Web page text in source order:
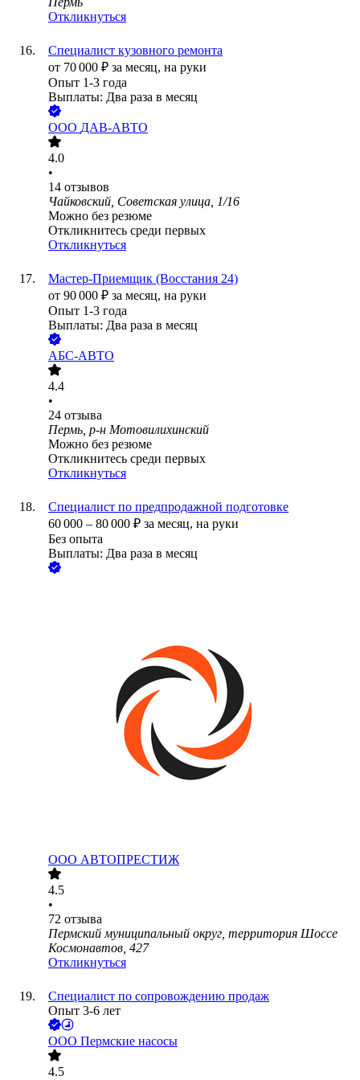
Откликнуться
Специалист кузовного ремонта
от 70 000 ₽ за месяц, на руки
Опыт 1-3 года
Выплаты: Два раза в месяц
ООО ДАВ-АВТО
4.0
•
14 отзывов
Чайковский, Советская улица, 1/16
Можно без резюме
Откликнитесь среди первых
Откликнуться
Мастер-Приемщик (Восстания 24)
от 90 000 ₽ за месяц, на руки
Опыт 1-3 года
Выплаты: Два раза в месяц
АБС-АВТО
4.4
•
24 отзыва
Пермь, р-н Мотовилихинский
Можно без резюме
Откликнитесь среди первых
Откликнуться
Специалист по предпродажной подготовке
60 000 – 80 000 ₽ за месяц, на руки
Без опыта
Выплаты: Два раза в месяц
ООО АВТОПРЕСТИЖ
4.5
•
72 отзыва
Пермский муниципальный округ, территория Шоссе
Космонавтов, 427
Откликнуться
Специалист по сопровождению продаж
Опыт 3-6 лет
ООО Пермские насосы
4.5